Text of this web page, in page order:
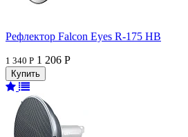
Рефлектор Falcon Eyes R-175 HB
1 340 Р 1 206 Р